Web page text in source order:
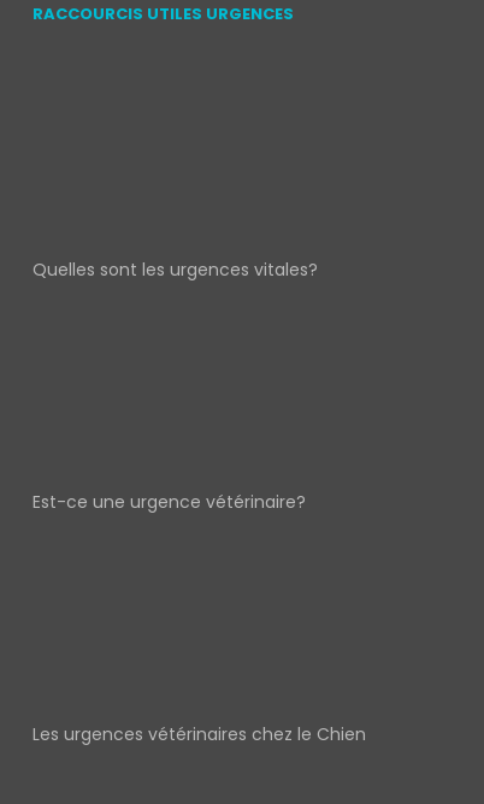
RACCOURCIS UTILES URGENCES
Quelles sont les urgences vitales?
Est-ce une urgence vétérinaire?
Les urgences vétérinaires chez le Chien